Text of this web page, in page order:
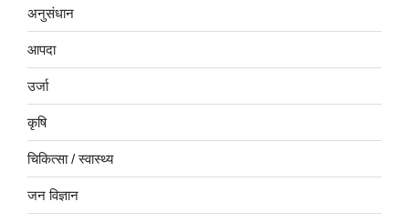
अनुसंधान
आपदा
उर्जा
कृषि
चिकित्सा / स्वास्थ्य
जन विज्ञान